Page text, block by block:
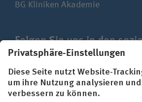
BG Kliniken Akademie
Folgen Sie uns in den
Netzwerken